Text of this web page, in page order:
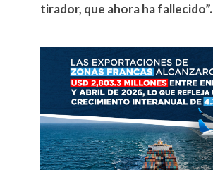
tirador, que ahora ha fallecido”.